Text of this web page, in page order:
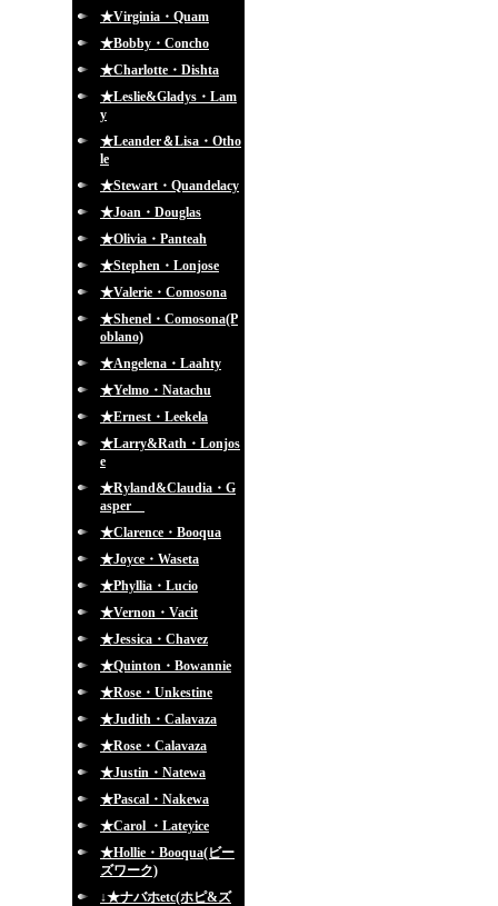
★Virginia・Quam
★Bobby・Concho
★Charlotte・Dishta
★Leslie&Gladys・Lam
y
★Leander＆Lisa・Otho
le
★Stewart・Quandelacy
★Joan・Douglas
★Olivia・Panteah
★Stephen・Lonjose
★Valerie・Comosona
★Shenel・Comosona(P
oblano)
★Angelena・Laahty
★Yelmo・Natachu
★Ernest・Leekela
★Larry&Rath・Lonjos
e
★Ryland&Claudia・G
asper
★Clarence・Booqua
★Joyce・Waseta
★Phyllia・Lucio
★Vernon・Vacit
★Jessica・Chavez
★Quinton・Bowannie
★Rose・Unkestine
★Judith・Calavaza
★Rose・Calavaza
★Justin・Natewa
★Pascal・Nakewa
★Carol ・Lateyice
★Hollie・Booqua(ビー
ズワーク)
↓★ナバホetc(ホピ&ズ